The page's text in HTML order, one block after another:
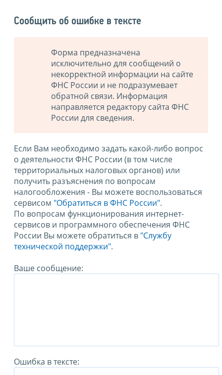
Сообщить об ошибке в тексте
Форма предназначена
исключительно для сообщений о
некорректной информации на сайте
ФНС России и не подразумевает
обратной связи. Информация
направляется редактору сайта ФНС
России для сведения.
Если Вам необходимо задать какой-либо вопрос
о деятельности ФНС России (в том числе
территориальных налоговых органов) или
получить разъяснения по вопросам
налогообложения - Вы можете воспользоваться
сервисом "Обратиться в ФНС России".
По вопросам функционирования интернет-
сервисов и программного обеспечения ФНС
России Вы можете обратиться в "Службу
технической поддержки".
Ваше сообщение:
Ошибка в тексте: